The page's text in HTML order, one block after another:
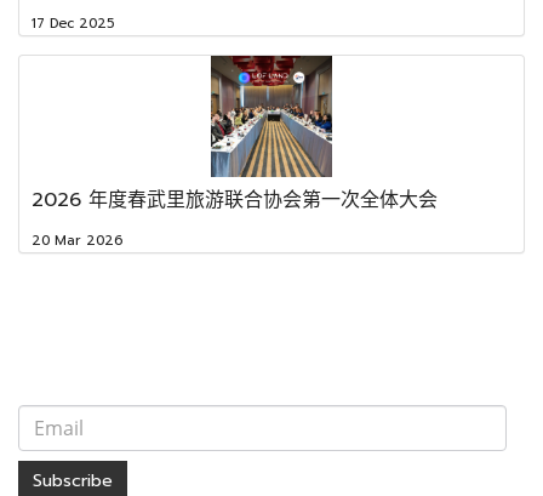
17 Dec 2025
2026 年度春武里旅游联合协会第一次全体大会
20 Mar 2026
Subscribe